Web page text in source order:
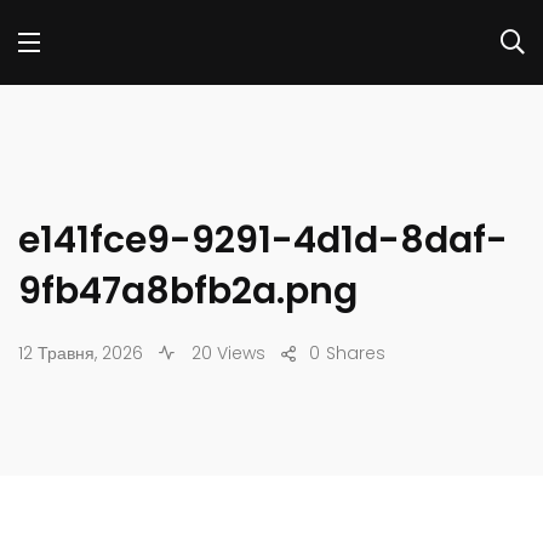
e141fce9-9291-4d1d-8daf-
9fb47a8bfb2a.png
12 Травня, 2026 20 Views Shares
0